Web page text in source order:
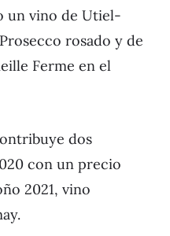
un vino de Utiel-
rosado y de
Ferme en el
dos
con un precio
2021, vino